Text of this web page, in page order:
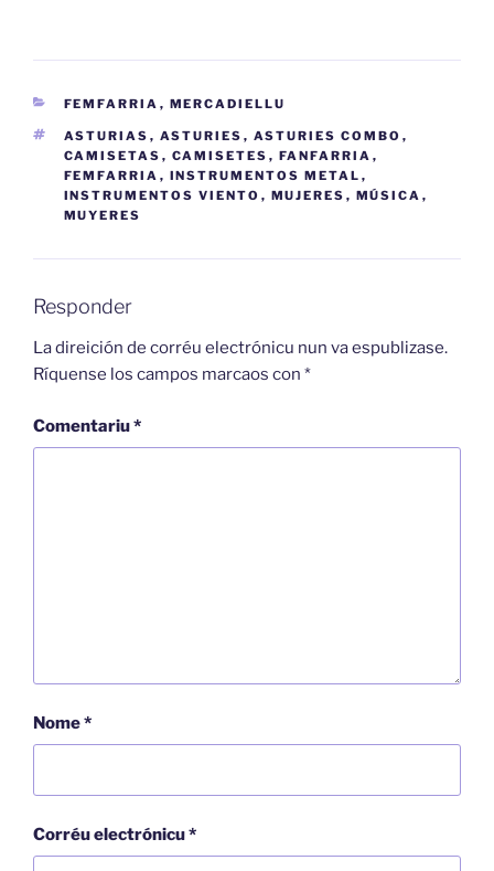
CATEGORÍES
FEMFARRIA , MERCADIELLU
ETIQUETES
ASTURIAS , ASTURIES , ASTURIES COMBO ,
CAMISETAS , CAMISETES , FANFARRIA ,
FEMFARRIA , INSTRUMENTOS METAL ,
INSTRUMENTOS VIENTO , MUJERES , MÚSICA ,
MUYERES
Responder
La direición de corréu electrónicu nun va espublizase.
Ríquense los campos marcaos con *
Comentariu*
Nome*
Corréu electrónicu*